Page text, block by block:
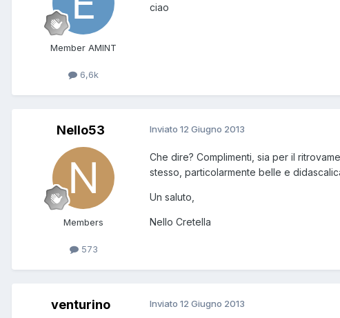
Member AMINT
6,6k
ciao
Nello53
Members
573
Inviato 12 Giugno 2013
Che dire? Complimenti, sia per il
stesso, particolarmente belle e
Un saluto,
Nello Cretella
venturino Inviato 12 Giugno 2013